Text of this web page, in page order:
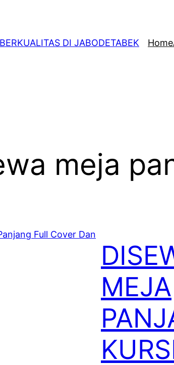
DI JABODETABEK Home
meja
MEJA